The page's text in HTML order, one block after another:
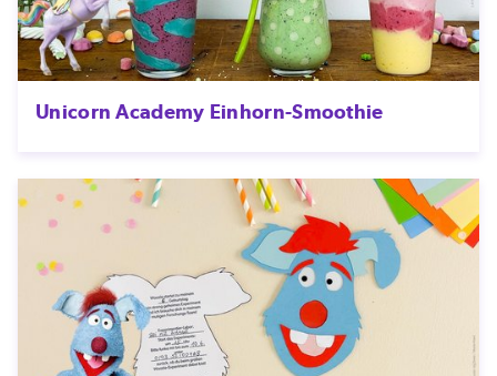
Unicorn Academy Einhorn-Smoothie